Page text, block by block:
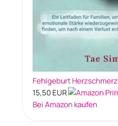
Fehlgeburt Herzschmerz
15,50 EUR
Bei Amazon kaufen